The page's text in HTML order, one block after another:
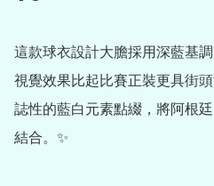
這款球衣設計大膽採用深藍基
視覺效果比起比賽正裝更具街
誌性的藍白元素點綴，將阿根
結合。✨